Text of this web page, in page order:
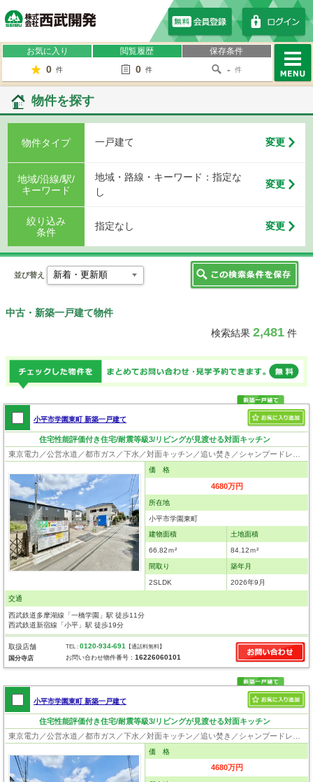
お気に入り
0 件
閲覧履歴
0 件
保存条件
- 件
物件を探す
物件タイプ 一戸建て 変更
地域/沿線/駅/
キーワード
地域・路線・キーワード：指定な
し
変更
絞り込み
条件
指定なし 変更
並び替え
中古・新築一戸建て物件
検索結果 2,481件
小平市学園東町 新築一戸建て
住宅性能評価付き住宅/耐震等級3/リビングが見渡せる対面キッチン
価 格
4680万円
所在地
小平市学園東町
建物面積
66.82ｍ²
土地面積
84.12ｍ²
間取り
2SLDK
築年月
2026年9月
交通
西武鉄道多摩湖線「一橋学園」駅 徒歩11分
西武鉄道新宿線「小平」駅 徒歩19分
取扱店舗
国分寺店
TEL :0120-934-691 【通話料無料】
お問い合わせ物件番号：16226060101
小平市学園東町 新築一戸建て
住宅性能評価付き住宅/耐震等級3/リビングが見渡せる対面キッチン
価 格
4680万円